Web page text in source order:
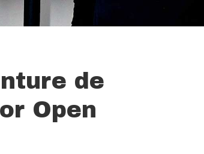
de
Open